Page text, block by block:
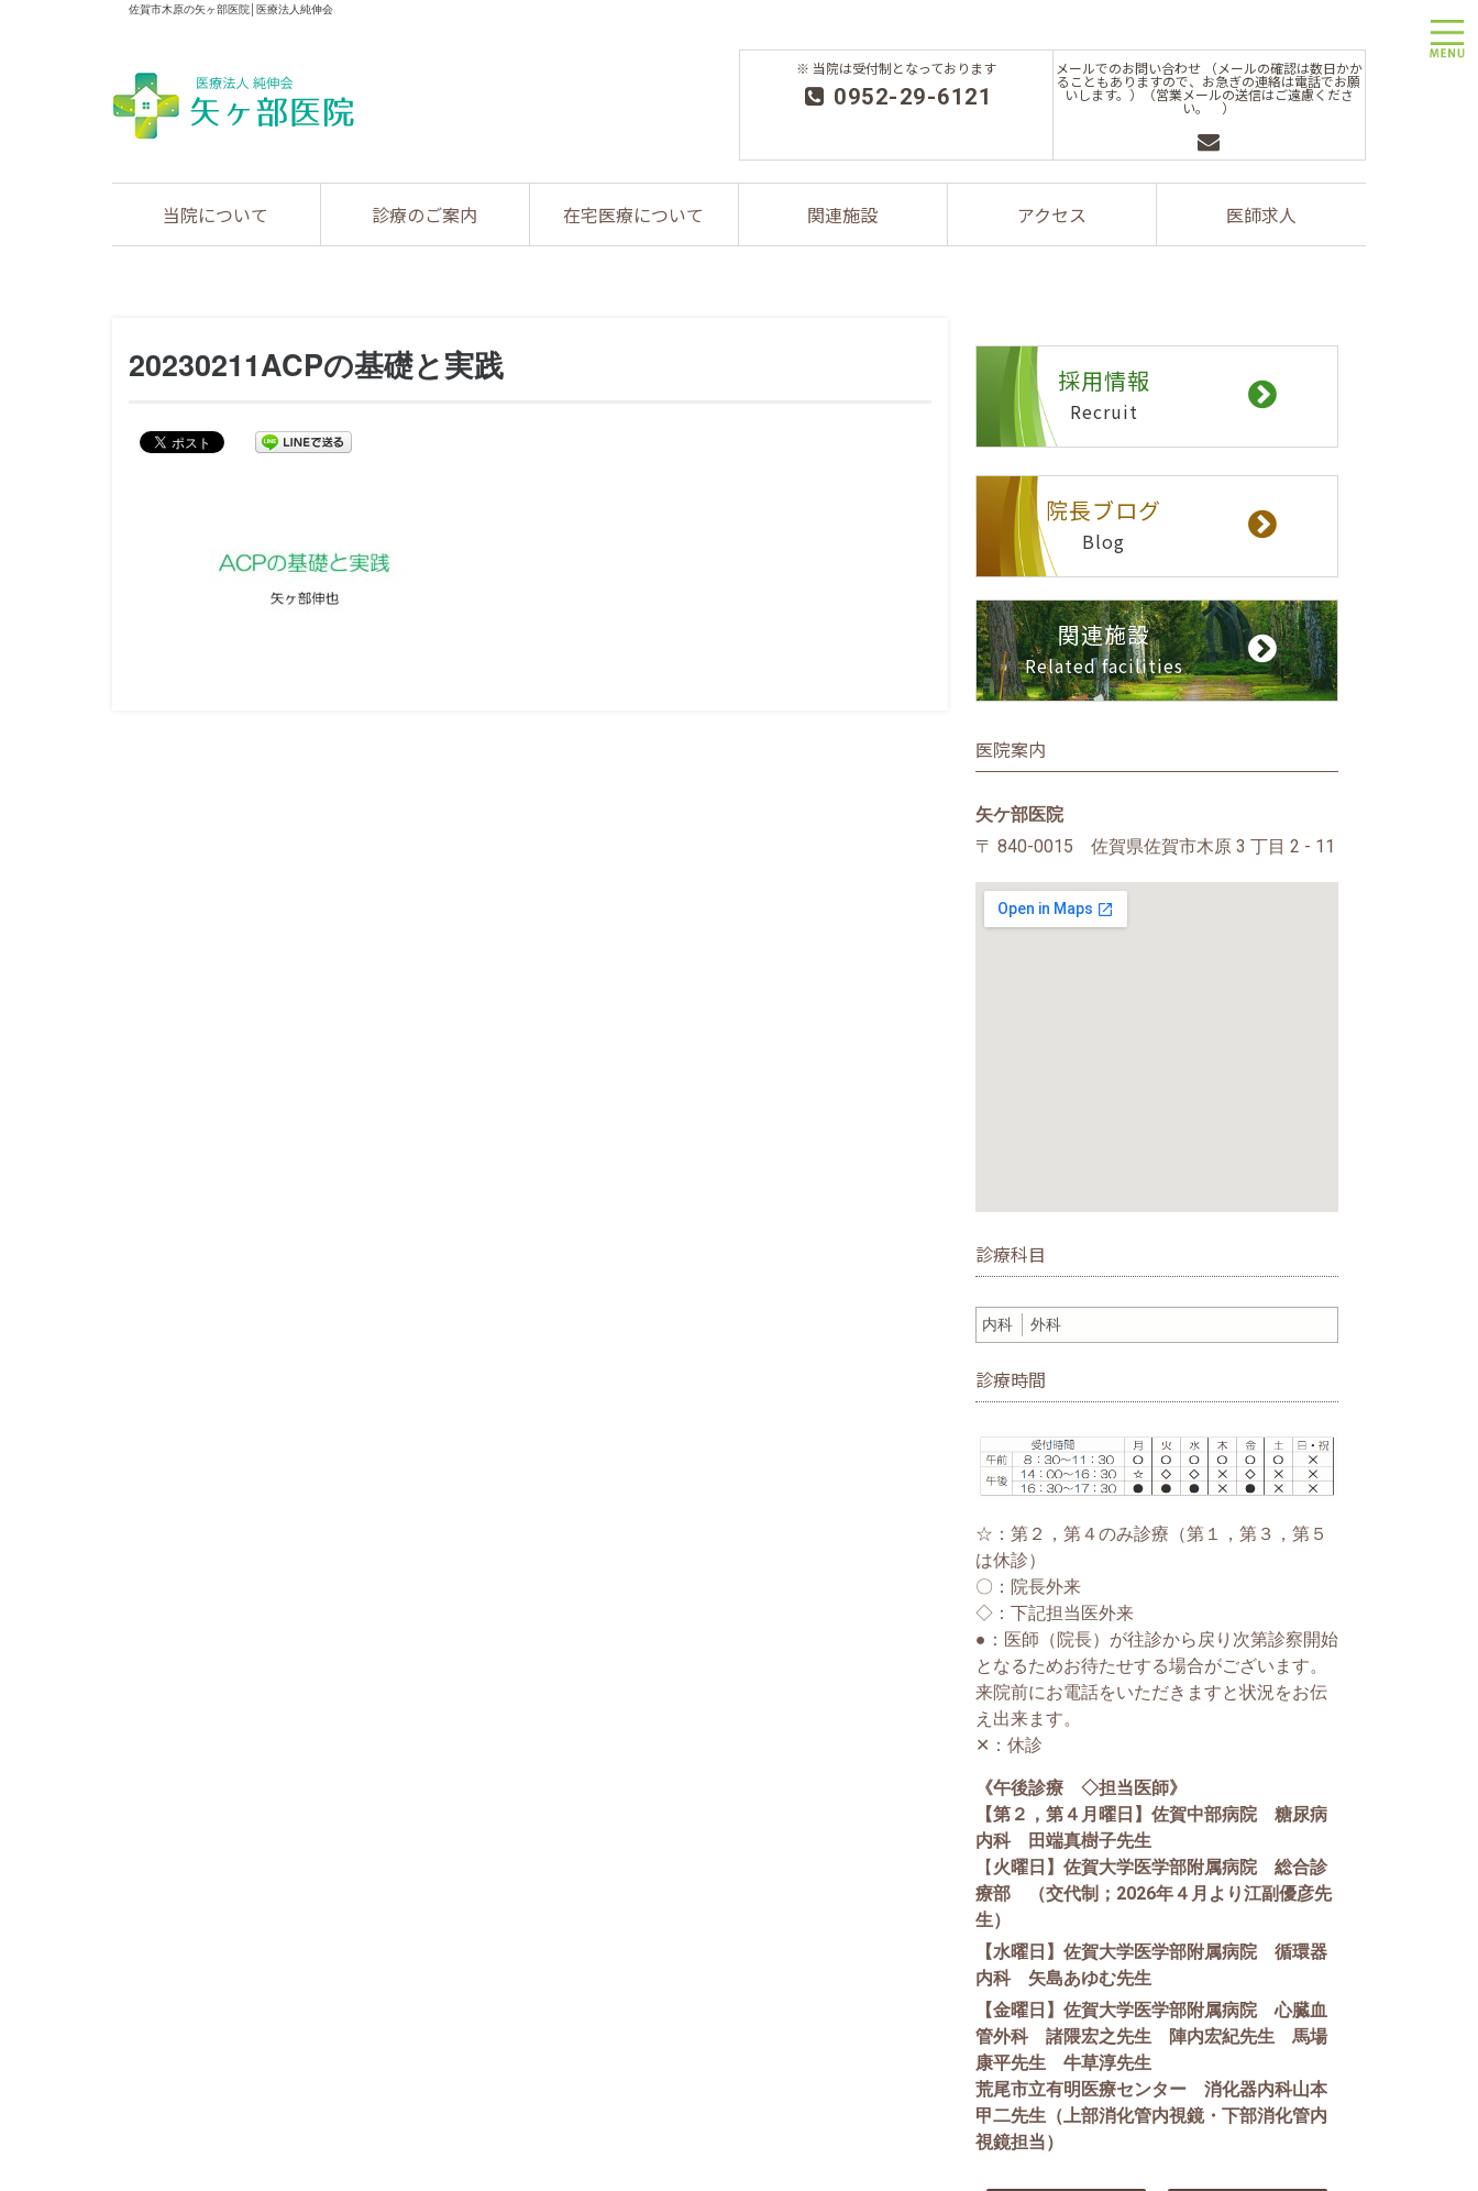
佐賀市木原の矢ヶ部医院│医療法人純伸会
※ 当院は受付制となっております
0952-29-6121
メールでのお問い合わせ （メールの確認は数日かか
ることもありますので、お急ぎの連絡は電話でお願
いします。）（営業メールの送信はご遠慮くださ
い。 ）
当院について 診療のご案内 在宅医療について 関連施設 アクセス 医師求人
20230211ACPの基礎と実践 採用情報
Recruit
院長ブログ
Blog
関連施設
Related facilities
医院案内
矢ケ部医院
〒 840-0015 佐賀県佐賀市木原 3 丁目 2 - 11
診療科目
内科 外科
診療時間
☆：第２，第４のみ診療（第１，第３，第５
は休診）
〇：院長外来
◇：下記担当医外来
●：医師（院長）が往診から戻り次第診察開始
となるためお待たせする場合がございます。
来院前にお電話をいただきますと状況をお伝
え出来ます。
✕：休診
《午後診療 ◇担当医師》
【第２，第４月曜日】佐賀中部病院 糖尿病
内科 田端真樹子先生
【火曜日】佐賀大学医学部附属病院 総合診
療部 （交代制；2026年４月より江副優彦先
生）
【水曜日】佐賀大学医学部附属病院 循環器
内科 矢島あゆむ先生
【金曜日】佐賀大学医学部附属病院 心臓血
管外科 諸隈宏之先生 陣内宏紀先生 馬場
康平先生 牛草淳先生
荒尾市立有明医療センター 消化器内科山本
甲二先生（上部消化管内視鏡・下部消化管内
視鏡担当）